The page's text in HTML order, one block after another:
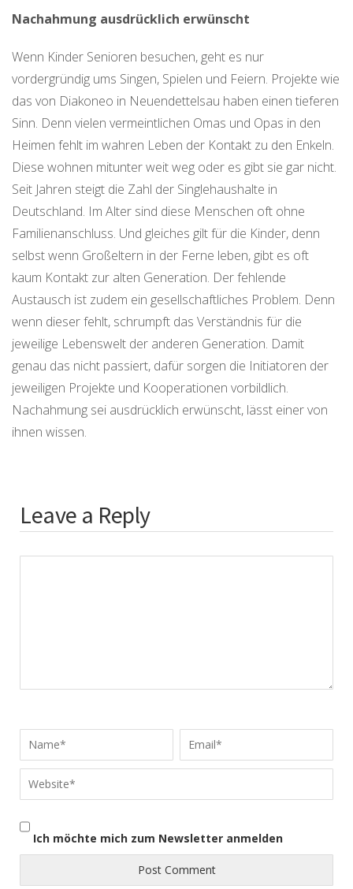
Nachahmung ausdrücklich erwünscht
Wenn Kinder Senioren besuchen, geht es nur
vordergründig ums Singen, Spielen und Feiern. Projekte wie
das von Diakoneo in Neuendettelsau haben einen tieferen
Sinn. Denn vielen vermeintlichen Omas und Opas in den
Heimen fehlt im wahren Leben der Kontakt zu den Enkeln.
Diese wohnen mitunter weit weg oder es gibt sie gar nicht.
Seit Jahren steigt die Zahl der Singlehaushalte in
Deutschland. Im Alter sind diese Menschen oft ohne
Familienanschluss. Und gleiches gilt für die Kinder, denn
selbst wenn Großeltern in der Ferne leben, gibt es oft
kaum Kontakt zur alten Generation. Der fehlende
Austausch ist zudem ein gesellschaftliches Problem. Denn
wenn dieser fehlt, schrumpft das Verständnis für die
jeweilige Lebenswelt der anderen Generation. Damit
genau das nicht passiert, dafür sorgen die Initiatoren der
jeweiligen Projekte und Kooperationen vorbildlich.
Nachahmung sei ausdrücklich erwünscht, lässt einer von
ihnen wissen.
Leave a Reply
Ich möchte mich zum Newsletter anmelden